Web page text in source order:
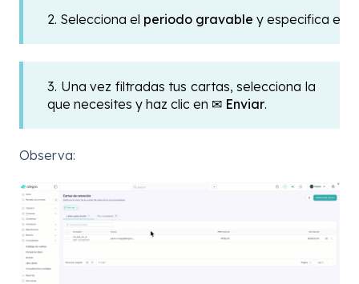
2. Selecciona el periodo gravable y especifica el
3. Una vez filtradas tus cartas, selecciona la
que necesites y haz clic en ✉ Enviar.
Observa: